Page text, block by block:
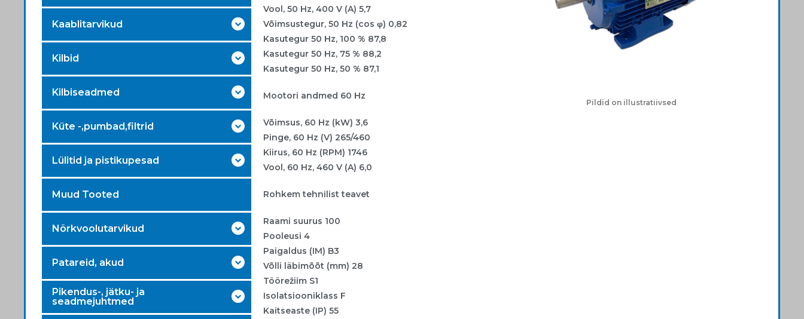
Kaablitarvikud
Kilbid
Kilbiseadmed
Küte -,pumbad,filtrid
Lülitid ja pistikupesad
Muud Tooted
Nõrkvoolutarvikud
Patareid, akud
Pikendus-, jätku- ja
seadmejuhtmed
Vool, 50 Hz, 400 V (A) 5,7
Võimsustegur, 50 Hz (cos φ) 0,82
Kasutegur 50 Hz, 100 % 87,8
Kasutegur 50 Hz, 75 % 88,2
Kasutegur 50 Hz, 50 % 87,1
Mootori andmed 60 Hz
Võimsus, 60 Hz (kW) 3,6
Pinge, 60 Hz (V) 265/460
Kiirus, 60 Hz (RPM) 1746
Vool, 60 Hz, 460 V (A) 6,0
Rohkem tehnilist teavet
Raami suurus 100
Pooleusi 4
Paigaldus (IM) B3
Võlli läbimõõt (mm) 28
Töörežiim S1
Isolatsiooniklass F
Kaitseaste (IP) 55
Pildid on illustratiivsed